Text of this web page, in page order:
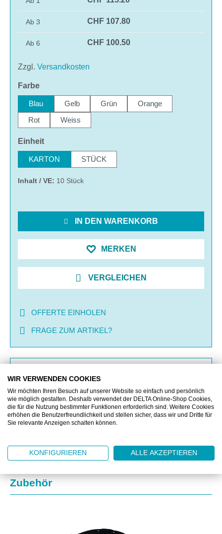
Ab 3 CHF 107.80
Ab 6 CHF 100.50
Zzgl. Versandkosten
Farbeauswählen
Blau Gelb Grün
Orange
Rot
Weiss
Einheitauswählen
KARTON STÜCK
Inhalt / VE: 10 Stück
IN DEN WARENKORB
MERKEN
VERGLEICHEN
OFFERTE EINHOLEN
FRAGE ZUM ARTIKEL?
ZUSATZINFORMATIONEN
DOWNLOAD
Produktgalerie überspringen
Zubehör
WIR VERWENDEN COOKIES
Wir möchten Ihren Besuch auf unserer Website so einfach und persönlich
wie möglich gestalten. Deshalb verwendet der DELTA Online-Shop Cookies,
die für die Nutzung bestimmter Funktionen erforderlich sind. Weitere Cookies
erhöhen die Benutzerfreundlichkeit und stellen sicher, dass wir und Dritte für
Sie relevante Anzeigen schalten können.
KONFIGURIEREN ALLE AKZEPTIEREN